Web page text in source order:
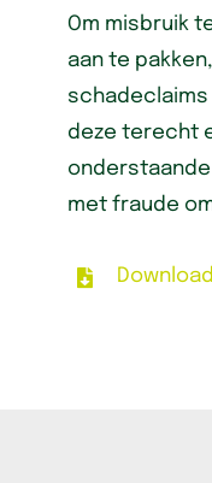
Om misbruik
aan te
schadeclaims
deze terecht
met fraude